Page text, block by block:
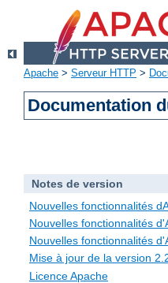
Apache > Serveur HTTP >
Documentation
Notes de version
Nouvelles fonctionnalités
Nouvelles fonctionnalités
Nouvelles fonctionnalités
Mise à jour de la version
Licence Apache